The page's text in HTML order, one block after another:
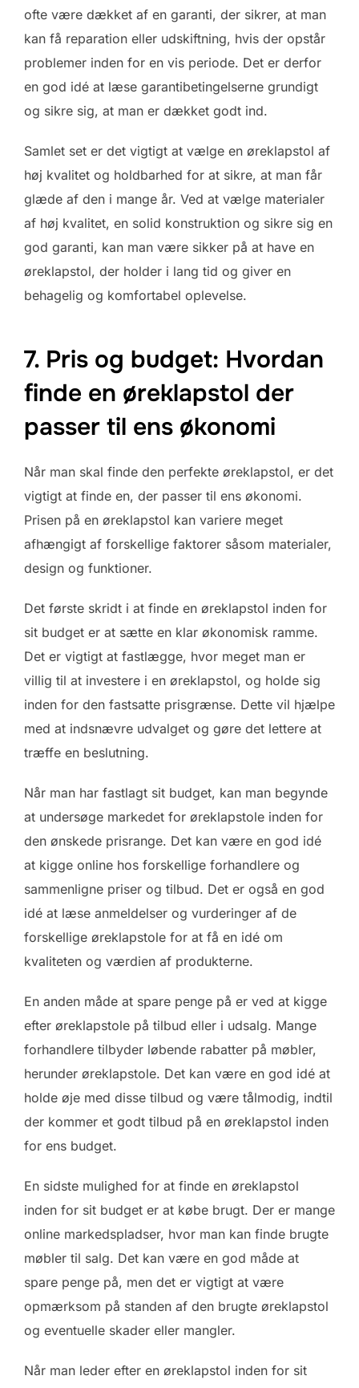
ofte være dækket af en garanti, der sikrer, at man
kan få reparation eller udskiftning, hvis der opstår
problemer inden for en vis periode. Det er derfor
en god idé at læse garantibetingelserne grundigt
og sikre sig, at man er dækket godt ind.
Samlet set er det vigtigt at vælge en øreklapstol af
høj kvalitet og holdbarhed for at sikre, at man får
glæde af den i mange år. Ved at vælge materialer
af høj kvalitet, en solid konstruktion og sikre sig en
god garanti, kan man være sikker på at have en
øreklapstol, der holder i lang tid og giver en
behagelig og komfortabel oplevelse.
7. Pris og budget: Hvordan
finde en øreklapstol der
passer til ens økonomi
Når man skal finde den perfekte øreklapstol, er det
vigtigt at finde en, der passer til ens økonomi.
Prisen på en øreklapstol kan variere meget
afhængigt af forskellige faktorer såsom materialer,
design og funktioner.
Det første skridt i at finde en øreklapstol inden for
sit budget er at sætte en klar økonomisk ramme.
Det er vigtigt at fastlægge, hvor meget man er
villig til at investere i en øreklapstol, og holde sig
inden for den fastsatte prisgrænse. Dette vil hjælpe
med at indsnævre udvalget og gøre det lettere at
træffe en beslutning.
Når man har fastlagt sit budget, kan man begynde
at undersøge markedet for øreklapstole inden for
den ønskede prisrange. Det kan være en god idé
at kigge online hos forskellige forhandlere og
sammenligne priser og tilbud. Det er også en god
idé at læse anmeldelser og vurderinger af de
forskellige øreklapstole for at få en idé om
kvaliteten og værdien af produkterne.
En anden måde at spare penge på er ved at kigge
efter øreklapstole på tilbud eller i udsalg. Mange
forhandlere tilbyder løbende rabatter på møbler,
herunder øreklapstole. Det kan være en god idé at
holde øje med disse tilbud og være tålmodig, indtil
der kommer et godt tilbud på en øreklapstol inden
for ens budget.
En sidste mulighed for at finde en øreklapstol
inden for sit budget er at købe brugt. Der er mange
online markedspladser, hvor man kan finde brugte
møbler til salg. Det kan være en god måde at
spare penge på, men det er vigtigt at være
opmærksom på standen af den brugte øreklapstol
og eventuelle skader eller mangler.
Når man leder efter en øreklapstol inden for sit